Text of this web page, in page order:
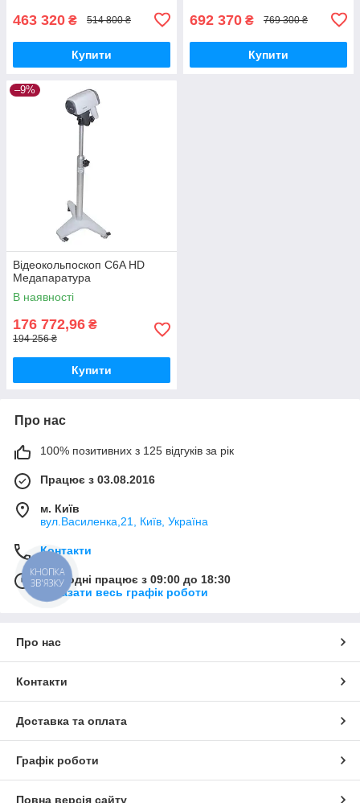
463 320 ₴ 514 800 ₴
Купити
692 370 ₴ 769 300 ₴
Купити
–9%
Відеокольпоскоп C6A HD
Медапаратура
В наявності
176 772,96 ₴
194 256 ₴
Купити
Про нас
100% позитивних з 125 відгуків за рік
Працює з 03.08.2016
м. Київ
вул.Василенка,21, Київ, Україна
Контакти
Сьогодні працює з 09:00 до 18:30
Показати весь графік роботи
Про нас
Контакти
Доставка та оплата
Графік роботи
Повна версія сайту
КНОПКА
ЗВ'ЯЗКУ